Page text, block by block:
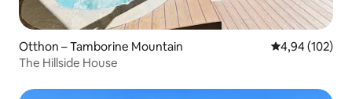
Otthon – Tamborine Mountain Átlagos
4,94 (102)
The Hillside House